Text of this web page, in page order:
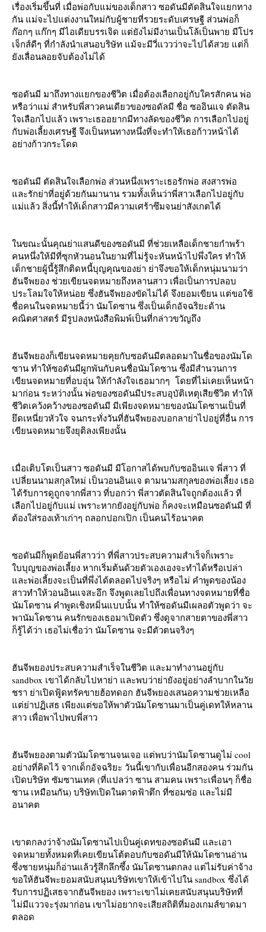
เรื่องเริ่มขึ้นที่ เมื่อพ่อกับแม่ของเด็กสาว ซอดันมีตัดสินใจแยกทาง
กัน แม่จะไปแต่งงานใหม่กับผู้ชายที่รวยระดับเศรษฐี ส่วนพ่อก็
ก๊อกๆ แก๊กๆ มีไอเดียบรรเจิด แต่ยังไม่มีงานเป็นโล้เป็นพาย มีโปร
เจ็กส์ดีๆ ที่กำลังนำเสนอบริษัท แม้จะมีวี่แววว่าจะไปได้สวย แต่ก็
ังเลื่อนลอยจับต้องไม่ได้
ซอดันมี มาถึงทางแยกของชีวิต เมื่อต้องเลือกอยู่กับใครสักคน พ่อ
หรือว่าแม่ สำหรับพี่สาวคนเดียวของซอดัลมี ชื่อ ซออินแจ ตัดสิน
จเลือกไปแล้ว เพราะเธออยากมีทางลัดของชีวิต การเลือกไปอยู่
กับพ่อเลี้ยงเศรษฐี จึงเป็นหนทางหนึ่งที่จะทำให้เธอก้าวหน้าได้
อย่างก้าวกระโดด
ซอดันมี ตัดสินใจเลือกพ่อ ส่วนหนึ่งเพราะเธอรักพ่อ สงสารพ่อ
ละรักย่าที่อยู่ด้วยกันมานาน รวมทั้งเห็นว่าพี่สาวเลือกไปอยู่กับ
ม่แล้ว สิ่งนี้ทำให้เด็กสาวมีความเศร้าซึมจนย่าสังเกตได้
นขณะนั้นคุณย่าแสนดีของซอดันมี ที่ช่วยเหลือเด็กชายกำพร้า
คนหนึ่งให้มีที่ซุกหัวนอนในยามที่ไม่รู้จะหันหน้าไปพึ่งใคร ทำให้
เด็กชายผู้นี้รู้สึกติดหนี้บุญคุณของย่า ย่าจึงขอให้เด็กหนุ่มนามว่า
ฮันจีพยอง ช่วยเขียนจดหมายถึงหลานสาว เพื่อเป็นการปลอบ
ประโลมใจให้หน่อย ซึ่งฮันจีพยองขัดไม่ได้ จึงยอมเขียน แต่ขอใช้
ชื่อคนในจดหมายนี้ว่า นัมโดซาน ซึ่งเป็นเด็กอัจฉริยะด้าน
คณิตศาสตร์ มีรูปลงหนังสือพิมพ์เป็นที่กล่าวขวัญถึง
ฮันจีพยองก็เขียนจดหมายคุยกับซอดันมีตลอดมาในชื่อของนัมโด
ซาน ทำให้ซอดันมีผูกพันกับคนชื่อนัมโดซาน ซึ่งมีสำนวนการ
เขียนจดหมายที่อบอุ่น ให้กำลังใจเธอมากๆ โดยที่ไม่เคยเห็นหน้า
มาก่อน ระหว่างนั้น พ่อของซอดันมีประสบอุบัติเหตุเสียชีวิต ทำให้
ชีวิตเคว้งคว้างของซอดันมี มีเพียงจดหมายของนัมโดซานเป็นที่
ึดเหนี่ยวหัวใจ จนกระทั่งวันที่ฮันจีพยองบอกลาย่าไปอยู่ที่อื่น การ
เขียนจดหมายจึงยุติลงเพียงนั้น
เมื่อเติบโตเป็นสาว ซอดันมี มีโอกาสได้พบกับซออินแจ พี่สาว ที่
เปลี่ยนนามสกุลใหม่ เป็นวอนอินแจ ตามนามสกุลของพ่อเลี้ยง เธอ
ได้รับการดูถูกจากพี่สาว ที่บอกว่า พี่สาวตัดสินใจถูกต้องแล้ว ที่
เลือกไปอยู่กับแม่ เพราะหากยังอยู่กับพ่อ ก็คงจะเหมือนซอดันมี ที่
ต้องใส่รองเท้าเก่าๆ ถลอกปอกเปิก เป็นคนไร้อนาคต
ซอดันมีก็พูดย้อนพี่สาวว่า ที่พี่สาวประสบความสำเร็จก็เพราะ
บบุญของพ่อเลี้ยง หากเริ่มต้นด้วยตัวเองเองจะทำได้หรือเปล่า
ละพ่อเลี้ยงจะเป็นที่พึ่งได้ตลอดไปจริงๆ หรือไม่ คำพูดของน้อง
สาวทำให้วอนอินแจสะอึก จึงพูดเลยไปถึงเพื่อนทางจดหมายที่ชื่อ
นัมโดซาน คำพูดเชิงหมิ่นแบบนั้น ทำให้ซอดันมีเผลอตัวพูดว่า จะ
พานัมโดซาน คนรักของเธอมาเปิดตัว ซึ่งดูจากสายตาของพี่สาว
ก็รู้ได้ว่า เธอไม่เชื่อว่า นัมโดซาน จะมีตัวตนจริงๆ
ฮันจีพยองประสบความสำเร็จในชีวิต และมาทำงานอยู่กับ
sandbox เขาได้กลับไปหาย่า และพบว่าย่ายังอยู่อย่างลำบากในวั
ชรา ย่าเปิดฟู้ดทรัคขายฮ้อทดอก ฮันจีพยองเสนอความช่วยเหลือ
ต่ย่าปฏิเสธ เพียงแต่ขอให้พาตัวนัมโดซานมาเป็นคู่เดทให้หลาน
สาว เพื่อพาไปพบพี่สาว
ฮันจีพยองตามตัวนัมโดซานจนเจอ แต่พบว่านัมโดซานดูไม่ cool
อย่างที่คิดไว้ จากเด็กอัจฉริยะ วันนี้เขากับเพื่อนอีกสองคน ร่วมกัน
เปิดบริษัท ซัมซานเทค (ที่แปลว่า ซาน สามคน เพราะเพื่อนๆ ก็ชื่อ
ซาน เหมือนกัน) บริษัทเปิดในดาดฟ้าตึก ที่ซอมซ่อ และไม่มี
อนาคต
เขาตกลงว่าจ้างนัมโดซานไปเป็นคู่เดทของซอดันมี และเอา
จดหมายทั้งหมดที่เคยเขียนโต้ตอบกับซอดันมีให้นัมโดซานอ่าน
ซึ่งชายหนุ่มก็อ่านแล้วรู้สึกลึกซึ้ง นัมโดซานตกลง แต่ไม่รับค่าจ้าง
ขอให้ฮันจีพะยอมสนับสนุนบริษัทเขาให้เข้าไปใน sandbox ซึ่งได้
รับการปฏิเสธจากฮันจีพยอง เพราะเขาไม่เคยสนับสนุนบริษัทที่
ไม่มีแววจะรุ่งมาก่อน เขาไม่อยากจะเสียสถิติที่มองเกมส์ขาดมา
ตลอด